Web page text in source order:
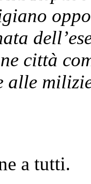
città
alle
a tutti.